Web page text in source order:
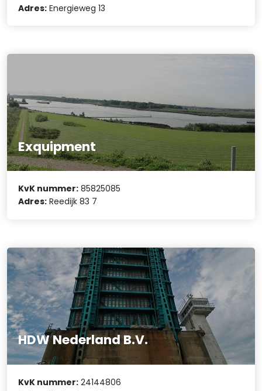
Adres: Energieweg 13
Exquipment
KvK nummer: 85825085
Adres: Reedijk 83 7
HDW Nederland B.V.
KvK nummer: 24144806